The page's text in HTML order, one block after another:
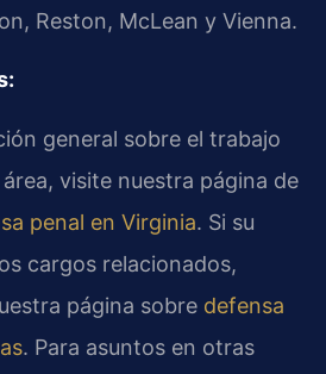
Reston, McLean y Vienna.
general sobre el trabajo
visite nuestra página de
penal en Virginia. Si su
cargos relacionados,
página sobre defensa
. Para asuntos en otras